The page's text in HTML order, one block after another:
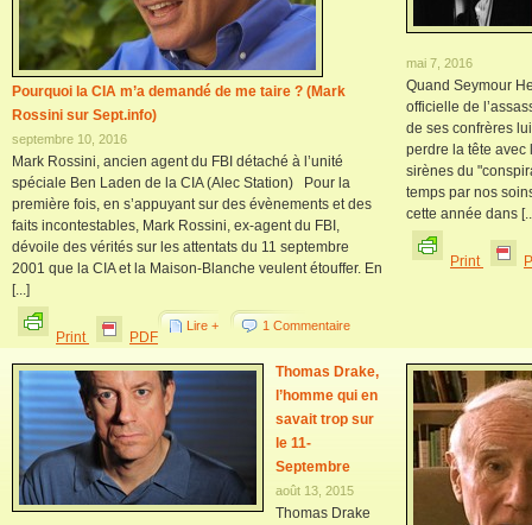
Pourquoi la CIA m’a demandé de me taire ? (Mark
Rossini sur Sept.info)
septembre 10, 2016
Mark Rossini, ancien agent du FBI détaché à l’unité
spéciale Ben Laden de la CIA (Alec Station) Pour la
première fois, en s’appuyant sur des évènements et des
faits incontestables, Mark Rossini, ex-agent du FBI,
dévoile des vérités sur les attentats du 11 septembre
2001 que la CIA et la Maison-Blanche veulent étouffer. En
[...]
Print PDF
Lire + 1 Commentaire
mai 7, 2016
Quand Seymour
officielle de
de ses confrères
perdre la tête avec
sirènes du
temps par nos
cette année dans
Print
Thomas Drake,
l’homme qui en
savait trop sur
le 11-
Septembre
août 13, 2015
Thomas Drake